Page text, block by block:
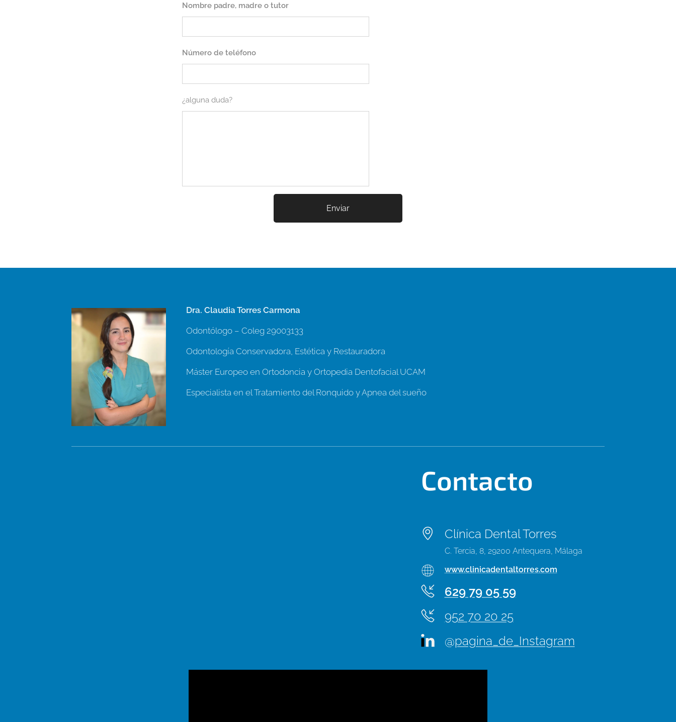
Nombre padre, madre o tutor
Número de teléfono
¿alguna duda?
Enviar
Dra. Claudia Torres Carmona
Odontólogo – Coleg 29003133
Odontología Conservadora, Estética y Restauradora
Máster Europeo en Ortodoncia y Ortopedia Dentofacial UCAM
Especialista en el Tratamiento del Ronquido y Apnea del sueño
Contacto
Clínica Dental Torres
C. Tercia, 8, 29200 Antequera, Málaga
www.clinicadentaltorres.com
629 79 05 59
952 70 20 25
@pagina_de_Instagram